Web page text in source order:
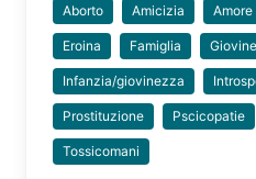
Aborto Amicizia Amore
Eroina Famiglia
Infanzia/giovinezza
Prostituzione Pscicopatie
Tossicomani